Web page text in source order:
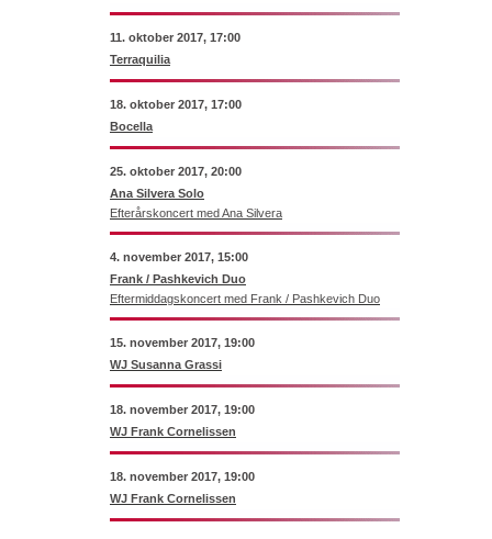
11. oktober 2017, 17:00
Terraquilia
18. oktober 2017, 17:00
Bocella
25. oktober 2017, 20:00
Ana Silvera Solo
Efterårskoncert med Ana Silvera
4. november 2017, 15:00
Frank / Pashkevich Duo
Eftermiddagskoncert med Frank / Pashkevich Duo
15. november 2017, 19:00
WJ Susanna Grassi
18. november 2017, 19:00
WJ Frank Cornelissen
18. november 2017, 19:00
WJ Frank Cornelissen